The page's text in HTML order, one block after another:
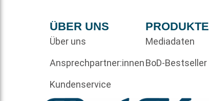
ÜBER UNS
Über uns
Ansprechpartner:innen
Kundenservice
PRODUKTE
Mediadaten
BoD-Bestseller